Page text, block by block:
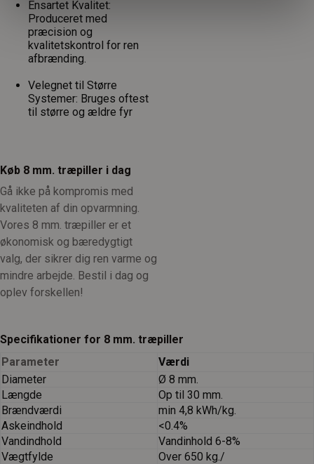
Ensartet Kvalitet:
Produceret med
præcision og
kvalitetskontrol for ren
afbrænding.
Velegnet til Større
Systemer: Bruges oftest
til større og ældre fyr
Køb 8 mm. træpiller i dag
Gå ikke på kompromis med
kvaliteten af din opvarmning.
Vores 8 mm. træpiller er et
økonomisk og bæredygtigt
valg, der sikrer dig ren varme og
mindre arbejde. Bestil i dag og
oplev forskellen!
Specifikationer for 8 mm. træpiller
Parameter
Værdi
Diameter
Ø 8 mm.
Længde
Op til 30 mm.
Brændværdi
min 4,8 kWh/kg.
Askeindhold
<0.4%
Vandindhold
Vandinhold 6-8%
Vægtfylde
Over 650 kg./